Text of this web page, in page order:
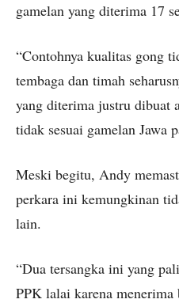
gamelan yang diterima 17
“Contohnya kualitas gong
tembaga dan timah
yang diterima justru dibuat
tidak sesuai gamelan Jawa
Meski begitu, Andy
perkara ini kemungkinan
lain.
“Dua tersangka ini yang
PPK lalai karena menerima